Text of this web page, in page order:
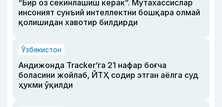
“Бир оз секинлашиш керак”. Мутахассислар
инсоният сунъий интеллектни бошқара олмай
қолишидан хавотир билдирди
Ўзбекистон
Андижонда Tracker’га 21 нафар боғча
боласини жойлаб, ЙТҲ содир этган аёлга суд
ҳукми ўқилди